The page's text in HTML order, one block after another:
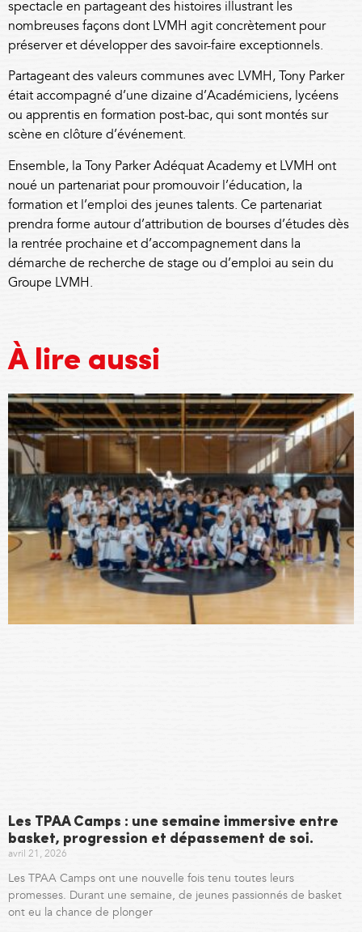
spectacle en partageant des histoires illustrant les
nombreuses façons dont LVMH agit concrètement pour
préserver et développer des savoir-faire exceptionnels.
Partageant des valeurs communes avec LVMH, Tony Parker
était accompagné d’une dizaine d’Académiciens, lycéens
ou apprentis en formation post-bac, qui sont montés sur
scène en clôture d’événement.
Ensemble, la Tony Parker Adéquat Academy et LVMH ont
noué un partenariat pour promouvoir l’éducation, la
formation et l’emploi des jeunes talents. Ce partenariat
prendra forme autour d’attribution de bourses d’études dès
la rentrée prochaine et d’accompagnement dans la
démarche de recherche de stage ou d’emploi au sein du
Groupe LVMH.
À lire aussi
Les TPAA Camps : une semaine immersive entre
basket, progression et dépassement de soi.
avril 21, 2026
Les TPAA Camps ont une nouvelle fois tenu toutes leurs
promesses. Durant une semaine, de jeunes passionnés de basket
ont eu la chance de plonger